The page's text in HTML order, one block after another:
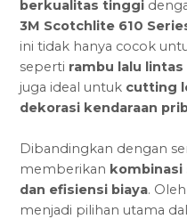
berkualitas tinggi
3M Scotchlite 610
ini tidak hanya cocok
seperti rambu lalu lintas
juga ideal untuk cutting
dekorasi kendaraan
Dibandingkan dengan
memberikan kombinasi
dan efisiensi biaya.
menjadi pilihan utama